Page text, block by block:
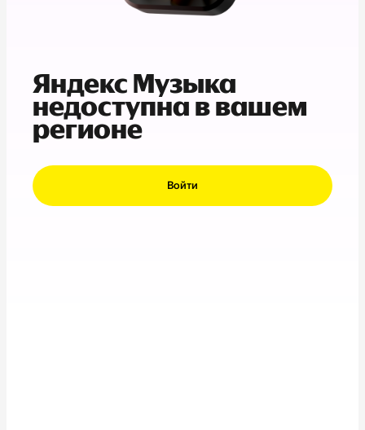
Яндекс Музыка
недоступна в вашем
регионе
Войти